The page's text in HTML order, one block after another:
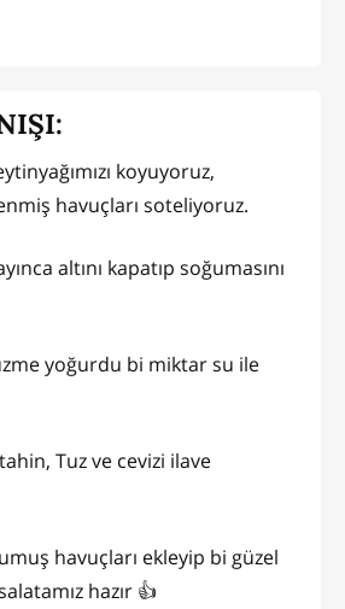
koyuyoruz,
havuçları soteliyoruz.
altını kapatıp soğumasını
yoğurdu bi miktar su ile
Tuz ve cevizi ilave
havuçları ekleyip bi güzel
hazır 👍